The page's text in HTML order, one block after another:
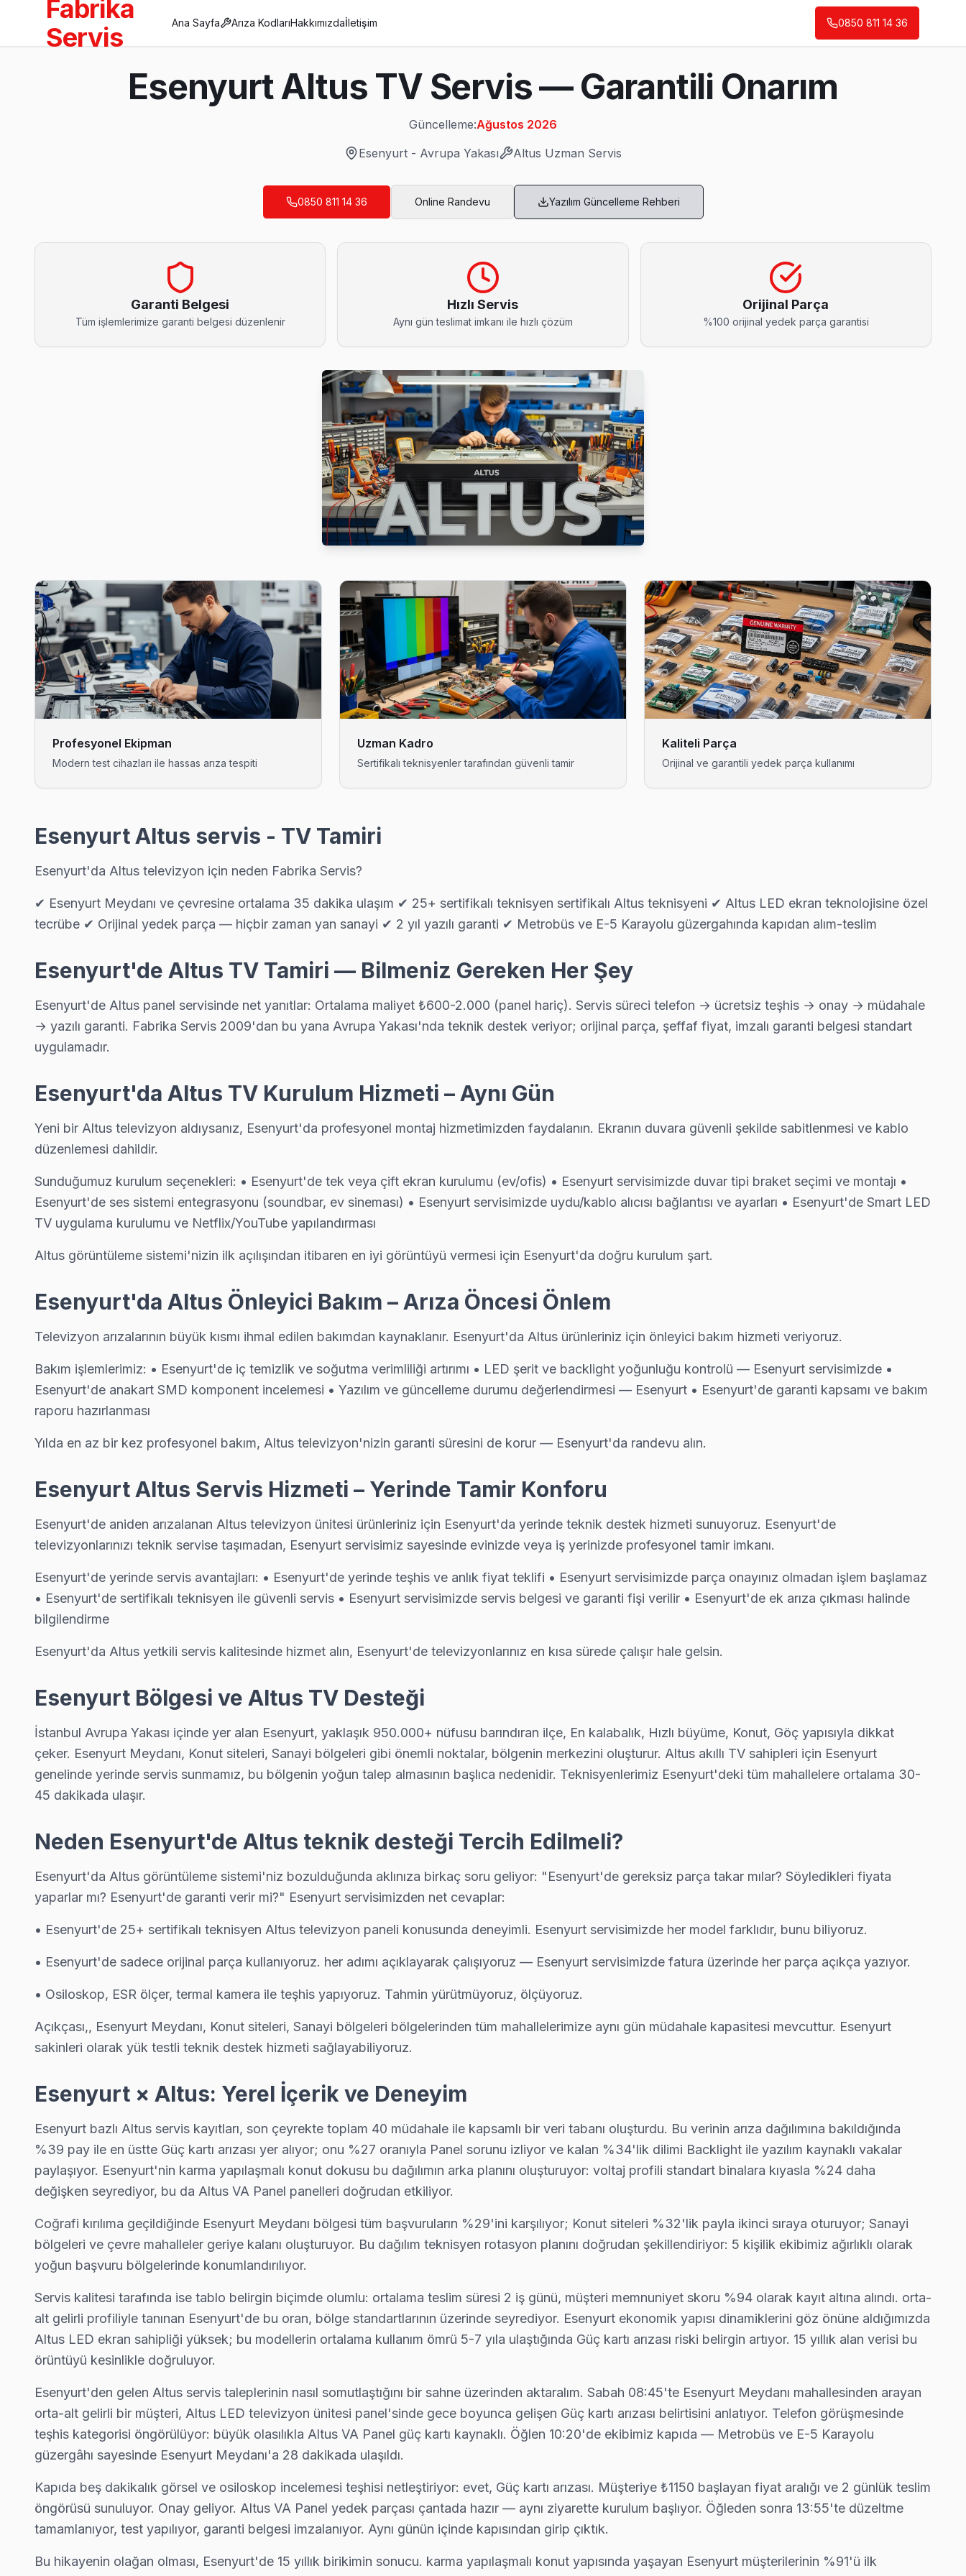
Esenyurt'da Mahalle Mahalle Altus TV Servis
Akçaburgaz sakinleri için Altus TV tamir hizmetimiz: teşhis ücretsiz, yazılı fiyat, onay sonrası iş — Esenyurt'da müşteri memnuniyeti odaklı servis anlayışımız bu.
Akçaburgaz Altus Açılmıyor Arıza →
Akevler Altus Servis
Akevler mahallesi Altus TV servisinde şeffaf çalışıyoruz: hangi parçanın değiştiğini, maliyet dağılımını ve garanti kapsamını müşteri önünde anlatıyoruz. Esenyurt standartlarımız bu.
Esenyurt'da Akşemseddin bölgesi dahil tüm hizmet alanımızda Altus TV tamir sonrası kalite kontrolü yapıyoruz: 48 saatlik izleme, sorun çıkarsa ücretsiz ikinci ziyaret.
Ardıçlı'de Altus TV ekranında çizgi, donma ya da ses sorunları için Esenyurt servisimizi arayın — aynı gün ön teşhis, yazılı fiyat teklifi.
Aşık Veysel Altus Anakart Tamiri →
Atatürk Altus Servis
Esenyurt'da Atatürk bölgesi dahil tüm hizmet alanımızda Altus TV tamir sonrası kalite kontrolü yapıyoruz: 48 saatlik izleme, sorun çıkarsa ücretsiz ikinci ziyaret.
Atatürk Altus Açılmıyor Arıza →
Balıkyolu Altus Servis
Altus TV Balıkyolu adresinde firmware güncellemesi sonrası donuyorsa bu bilinen bir yazılım sorunu. Teknik ekibimiz Balıkyolu'e gelerek fabrika reset ve yeniden yükleme yapıyor.
Esenyurt Altus Servis →
Battalgazi Altus Servis
Battalgazi'de Altus TV güç kartı kondansatör şişmesi en yaygın arızalardan biri. Değişim için orijinal Türkiye distribütör parçası kullanıyoruz.
Cumhuriyet Altus Servis
Altus Servis Merkezi →
Çınar Altus Servis
Çınar'de Altus TV güç kartı kondansatör şişmesi en yaygın arızalardan biri. Değişim için orijinal Türkiye distribütör parçası kullanıyoruz.
Altus Servis Merkezi →
Esenkent'deki Altus TV sahiplerinin yüzde sekseni tamir için bizi seçiyor çünkü Esenyurt genelinde 6 ay işçilik garantisi ve orijinal parça taahhüdü veriyoruz.
Fatih Altus Servis
Esenyurt Altus Servis →
Gökevler Altus Servis
Güzelyurt Altus Servis
Esenyurt Altus Servis →
Hürriyet Altus Servis
Altus TV Hürriyet'de internet bağlantısı sorunuyla geliyorsa önce yazılım güncelleme ve ağ modülü testini yapıyoruz; parça değişimi gerekmeyebilir — gerekirse söylüyoruz.
Esenyurt TV Servis Merkezi →
İncirtepe Altus Servis
İncirtepe Altus Açılmıyor Arıza →
İnönü Altus Servis
İnönü'de Altus TV ses ama görüntü yok sorununu genellikle backlight led şeridi veya LVDS kablo arızası oluşturuyor. Esenyurt ekibimiz bu arızayı yerinde çözüyor.
İstiklal Altus Servis
İstiklal semtindeki Altus TV sorunları için kapıya kadar servis. Panel tamiri, anakart onarımı ve yazılım güncellemelerinde Esenyurt'nın en deneyimli ekibi.
Koza semtindeki Altus TV sorunları için kapıya kadar servis. Panel tamiri, anakart onarımı ve yazılım güncellemelerinde Esenyurt'nın en deneyimli ekibi.
Mehmet Akif Ersoy Altus Servis
Mehmet Akif Ersoy'de Altus TV güç kartı kondansatör şişmesi en yaygın arızalardan biri. Değişim için orijinal Türkiye distribütör parçası kullanıyoruz.
Altus Servis Merkezi →
Esenyurt'nın Mehterçeşme bölgesindeki Altus müşterilerimiz tamir tamamlandıktan sonra dijital garanti belgesi alıyor. Arıza tekrarında ücretsiz bakım taahhüdümüz belgede yazıyor.
Mevlana Altus Servis
Esenyurt TV Servis Merkezi →
Namık Kemal Altus Servis
Esenyurt'da Namık Kemal mahallesi Altus kullanıcıları arıza sonrası en çok ne soruyor? "Ne kadar sürer?" — çoğu Altus arızasını aynı günde tamamlıyoruz.
Necip Fazıl Kısakürek Altus Servis
Esenyurt TV Servis Merkezi →
Orhan Gazi Altus Servis
Orhan Gazi'den gelen Altus TV arızaları arasında en sık güç kartı ve anakart sorunları görülüyor. Esenyurt servisimizde bu arızaları genellikle aynı gün tamamlıyoruz.
Orhan Gazi Altus Açılmıyor Arıza →
Osmangazi Altus Servis
Esenyurt'da Osmangazi bölgesindeki Altus kullanıcılarına not: yağlı veya nemli ortamda çalışan TV'lerde ısıl macun kuruması sık görülür. Ekibimiz bunu yerinde yeniliyor.
Esenyurt Altus Servis →
Örnek Altus Servis
Örnek'de Altus TV ses ama görüntü yok sorununu genellikle backlight led şeridi veya LVDS kablo arızası oluşturuyor. Esenyurt ekibimiz bu arızayı yerinde çözüyor.
Altus Servis Merkezi →
Pınar Altus Servis
Pınar mahallesi Altus TV servisinde şeffaf çalışıyoruz: hangi parçanın değiştiğini, maliyet dağılımını ve garanti kapsamını müşteri önünde anlatıyoruz. Esenyurt standartlarımız bu.
Pınar Altus Açılmıyor Arıza →
Piri Reis Altus Servis
Piri Reis'de Altus TV ekranında çizgi, donma ya da ses sorunları için Esenyurt servisimizi arayın — aynı gün ön teşhis, yazılı fiyat teklifi.
Altus Servis Merkezi →
Saadetdere Altus Servis
Saadetdere sakinlerine özel: Altus TV tamirinde parça değişimi yapılmadan önce maliyet onayınız alınıyor. Esenyurt servisimiz sürpriz fatura çıkarmıyor.
Saadetdere Altus Açılmıyor Arıza →
Selahaddin Eyyubi Altus Servis
Fabrika
Servis
Ana Sayfa Arıza KodlarıHakkımızdaİletişim 0850 811 14 36
Esenyurt Altus TV Servis — Garantili Onarım
Güncelleme:Ağustos 2026
Esenyurt - Avrupa Yakası Altus Uzman Servis
0850 811 14 36 Online Randevu Yazılım Güncelleme Rehberi
Garanti Belgesi
Tüm işlemlerimize garanti belgesi düzenlenir
Hızlı Servis
Aynı gün teslimat imkanı ile hızlı çözüm
Orijinal Parça
%100 orijinal yedek parça garantisi
Profesyonel Ekipman
Modern test cihazları ile hassas arıza tespiti
Uzman Kadro
Sertifikalı teknisyenler tarafından güvenli tamir
Kaliteli Parça
Orijinal ve garantili yedek parça kullanımı
Esenyurt Altus servis - TV Tamiri
Esenyurt'da Altus televizyon için neden Fabrika Servis?
✔ Esenyurt Meydanı ve çevresine ortalama 35 dakika ulaşım ✔ 25+ sertifikalı teknisyen sertifikalı Altus teknisyeni ✔ Altus LED ekran teknolojisine özel
tecrübe ✔ Orijinal yedek parça — hiçbir zaman yan sanayi ✔ 2 yıl yazılı garanti ✔ Metrobüs ve E-5 Karayolu güzergahında kapıdan alım-teslim
Esenyurt'de Altus TV Tamiri — Bilmeniz Gereken Her Şey
Esenyurt'de Altus panel servisinde net yanıtlar: Ortalama maliyet ₺600-2.000 (panel hariç). Servis süreci telefon → ücretsiz teşhis → onay → müdahale
→ yazılı garanti. Fabrika Servis 2009'dan bu yana Avrupa Yakası'nda teknik destek veriyor; orijinal parça, şeffaf fiyat, imzalı garanti belgesi standart
uygulamadır.
Esenyurt'da Altus TV Kurulum Hizmeti – Aynı Gün
Yeni bir Altus televizyon aldıysanız, Esenyurt'da profesyonel montaj hizmetimizden faydalanın. Ekranın duvara güvenli şekilde sabitlenmesi ve kablo
düzenlemesi dahildir.
Sunduğumuz kurulum seçenekleri: • Esenyurt'de tek veya çift ekran kurulumu (ev/ofis) • Esenyurt servisimizde duvar tipi braket seçimi ve montajı •
Esenyurt'de ses sistemi entegrasyonu (soundbar, ev sineması) • Esenyurt servisimizde uydu/kablo alıcısı bağlantısı ve ayarları • Esenyurt'de Smart LED
TV uygulama kurulumu ve Netflix/YouTube yapılandırması
Altus görüntüleme sistemi'nizin ilk açılışından itibaren en iyi görüntüyü vermesi için Esenyurt'da doğru kurulum şart.
Esenyurt'da Altus Önleyici Bakım – Arıza Öncesi Önlem
Televizyon arızalarının büyük kısmı ihmal edilen bakımdan kaynaklanır. Esenyurt'da Altus ürünleriniz için önleyici bakım hizmeti veriyoruz.
Bakım işlemlerimiz: • Esenyurt'de iç temizlik ve soğutma verimliliği artırımı • LED şerit ve backlight yoğunluğu kontrolü — Esenyurt servisimizde •
Esenyurt'de anakart SMD komponent incelemesi • Yazılım ve güncelleme durumu değerlendirmesi — Esenyurt • Esenyurt'de garanti kapsamı ve bakım
raporu hazırlanması
Yılda en az bir kez profesyonel bakım, Altus televizyon'nizin garanti süresini de korur — Esenyurt'da randevu alın.
Esenyurt Altus Servis Hizmeti – Yerinde Tamir Konforu
Esenyurt'de aniden arızalanan Altus televizyon ünitesi ürünleriniz için Esenyurt'da yerinde teknik destek hizmeti sunuyoruz. Esenyurt'de
televizyonlarınızı teknik servise taşımadan, Esenyurt servisimiz sayesinde evinizde veya iş yerinizde profesyonel tamir imkanı.
Esenyurt'de yerinde servis avantajları: • Esenyurt'de yerinde teşhis ve anlık fiyat teklifi • Esenyurt servisimizde parça onayınız olmadan işlem başlamaz
• Esenyurt'de sertifikalı teknisyen ile güvenli servis • Esenyurt servisimizde servis belgesi ve garanti fişi verilir • Esenyurt'de ek arıza çıkması halinde
bilgilendirme
Esenyurt'da Altus yetkili servis kalitesinde hizmet alın, Esenyurt'de televizyonlarınız en kısa sürede çalışır hale gelsin.
Esenyurt Bölgesi ve Altus TV Desteği
İstanbul Avrupa Yakası içinde yer alan Esenyurt, yaklaşık 950.000+ nüfusu barındıran ilçe, En kalabalık, Hızlı büyüme, Konut, Göç yapısıyla dikkat
çeker. Esenyurt Meydanı, Konut siteleri, Sanayi bölgeleri gibi önemli noktalar, bölgenin merkezini oluşturur. Altus akıllı TV sahipleri için Esenyurt
genelinde yerinde servis sunmamız, bu bölgenin yoğun talep almasının başlıca nedenidir. Teknisyenlerimiz Esenyurt'deki tüm mahallelere ortalama 30-
45 dakikada ulaşır.
Neden Esenyurt'de Altus teknik desteği Tercih Edilmeli?
Esenyurt'da Altus görüntüleme sistemi'niz bozulduğunda aklınıza birkaç soru geliyor: "Esenyurt'de gereksiz parça takar mılar? Söyledikleri fiyata
yaparlar mı? Esenyurt'de garanti verir mi?" Esenyurt servisimizden net cevaplar:
• Esenyurt'de 25+ sertifikalı teknisyen Altus televizyon paneli konusunda deneyimli. Esenyurt servisimizde her model farklıdır, bunu biliyoruz.
• Esenyurt'de sadece orijinal parça kullanıyoruz. her adımı açıklayarak çalışıyoruz — Esenyurt servisimizde fatura üzerinde her parça açıkça yazıyor.
• Osiloskop, ESR ölçer, termal kamera ile teşhis yapıyoruz. Tahmin yürütmüyoruz, ölçüyoruz.
Açıkçası,, Esenyurt Meydanı, Konut siteleri, Sanayi bölgeleri bölgelerinden tüm mahallelerimize aynı gün müdahale kapasitesi mevcuttur. Esenyurt
sakinleri olarak yük testli teknik destek hizmeti sağlayabiliyoruz.
Esenyurt × Altus: Yerel İçerik ve Deneyim
Esenyurt bazlı Altus servis kayıtları, son çeyrekte toplam 40 müdahale ile kapsamlı bir veri tabanı oluşturdu. Bu verinin arıza dağılımına bakıldığında
%39 pay ile en üstte Güç kartı arızası yer alıyor; onu %27 oranıyla Panel sorunu izliyor ve kalan %34'lik dilimi Backlight ile yazılım kaynaklı vakalar
paylaşıyor. Esenyurt'nin karma yapılaşmalı konut dokusu bu dağılımın arka planını oluşturuyor: voltaj profili standart binalara kıyasla %24 daha
değişken seyrediyor, bu da Altus VA Panel panelleri doğrudan etkiliyor.
Coğrafi kırılıma geçildiğinde Esenyurt Meydanı bölgesi tüm başvuruların %29'ini karşılıyor; Konut siteleri %32'lik payla ikinci sıraya oturuyor; Sanayi
bölgeleri ve çevre mahalleler geriye kalanı oluşturuyor. Bu dağılım teknisyen rotasyon planını doğrudan şekillendiriyor: 5 kişilik ekibimiz ağırlıklı olarak
yoğun başvuru bölgelerinde konumlandırılıyor.
Servis kalitesi tarafında ise tablo belirgin biçimde olumlu: ortalama teslim süresi 2 iş günü, müşteri memnuniyet skoru %94 olarak kayıt altına alındı. orta-
alt gelirli profiliyle tanınan Esenyurt'de bu oran, bölge standartlarının üzerinde seyrediyor. Esenyurt ekonomik yapısı dinamiklerini göz önüne aldığımızda
Altus LED ekran sahipliği yüksek; bu modellerin ortalama kullanım ömrü 5-7 yıla ulaştığında Güç kartı arızası riski belirgin artıyor. 15 yıllık alan verisi bu
örüntüyü kesinlikle doğruluyor.
Esenyurt'den gelen Altus servis taleplerinin nasıl somutlaştığını bir sahne üzerinden aktaralım. Sabah 08:45'te Esenyurt Meydanı mahallesinden arayan
orta-alt gelirli bir müşteri, Altus LED televizyon ünitesi panel'sinde gece boyunca gelişen Güç kartı arızası belirtisini anlatıyor. Telefon görüşmesinde
teşhis kategorisi öngörülüyor: büyük olasılıkla Altus VA Panel güç kartı kaynaklı. Öğlen 10:20'de ekibimiz kapıda — Metrobüs ve E-5 Karayolu
güzergâhı sayesinde Esenyurt Meydanı'a 28 dakikada ulaşıldı.
Kapıda beş dakikalık görsel ve osiloskop incelemesi teşhisi netleştiriyor: evet, Güç kartı arızası. Müşteriye ₺1150 başlayan fiyat aralığı ve 2 günlük teslim
öngörüsü sunuluyor. Onay geliyor. Altus VA Panel yedek parçası çantada hazır — aynı ziyarette kurulum başlıyor. Öğleden sonra 13:55'te düzeltme
tamamlanıyor, test yapılıyor, garanti belgesi imzalanıyor. Aynı günün içinde kapısından girip çıktık.
Bu hikayenin olağan olması, Esenyurt'de 15 yıllık birikimin sonucu. karma yapılaşmalı konut yapısında yaşayan Esenyurt müşterilerinin %91'ü ilk